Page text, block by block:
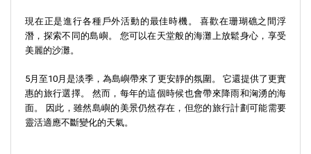
現在正是進行各種戶外活動的最佳時機。 喜歡在珊瑚礁之間浮
潛，探索不同的島嶼。 您可以在天堂般的海灘上放鬆身心，享受
美麗的沙灘。
5月至10月是淡季，為島嶼帶來了更安靜的氛圍。 它還提供了更實
惠的旅行選擇。 然而，每年的這個時候也會帶來降雨和洶湧的海
面。 因此，雖然島嶼的美景仍然存在，但您的旅行計劃可能需要
靈活適應不斷變化的天氣。